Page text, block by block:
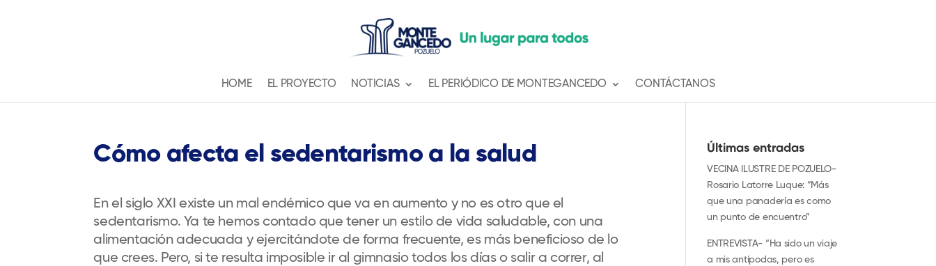
HOME EL PROYECTO NOTICIAS EL PERIÓDICO DE MONTEGANCEDO CONTÁCTANOS
Cómo afecta el sedentarismo a la salud
En el siglo XXI existe un mal endémico que va en aumento y no es otro que el
sedentarismo. Ya te hemos contado que tener un estilo de vida saludable, con una
alimentación adecuada y ejercitándote de forma frecuente, es más beneficioso de lo
que crees. Pero, si te resulta imposible ir al gimnasio todos los días o salir a correr, al
Últimas entradas
VECINA ILUSTRE DE POZUELO-
Rosario Latorre Luque: “Más
que una panadería es como
un punto de encuentro”
ENTREVISTA- “Ha sido un viaje
a mis antípodas, pero es